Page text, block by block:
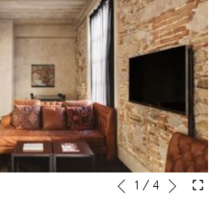
Diashow-
Durch
Vorherige
1 / 4